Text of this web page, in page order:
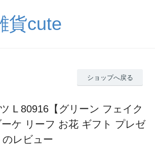
貨cute
ショップへ戻る
L 80916【グリーン フェイク
ケ リーフ お花 ギフト プレゼ
レビュー